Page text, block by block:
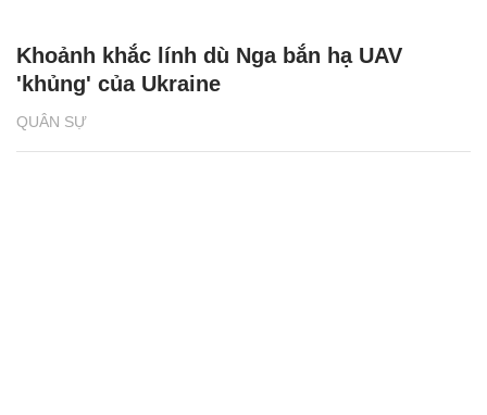
QUÂN SỰ
Khoảnh khắc lính dù Nga bắn hạ UAV
'khủng' của Ukraine